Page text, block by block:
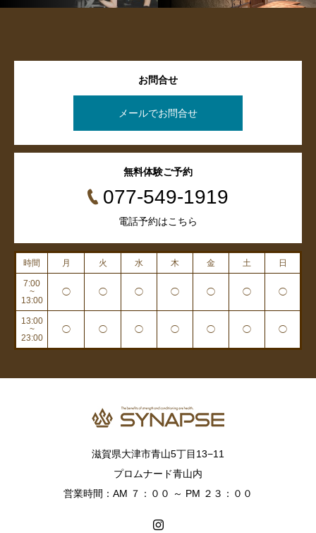
お問合せ
メールでお問合せ
無料体験ご予約
077-549-1919
電話予約はこちら
時間 月 火 水 木 金 土 日
7:00
~
13:00
◯ ◯ ◯ ◯ ◯ ◯ ◯
13:00
~
23:00
◯ ◯ ◯ ◯ ◯ ◯ ◯
滋賀県大津市青山5丁目13−11
プロムナード青山内
営業時間：AM ７：００ ～ PM ２３：００